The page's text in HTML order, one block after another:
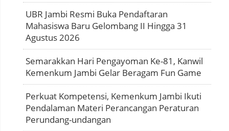
UBR Jambi Resmi Buka Pendaftaran
Mahasiswa Baru Gelombang II Hingga 31
Agustus 2026
Semarakkan Hari Pengayoman Ke-81, Kanwil
Kemenkum Jambi Gelar Beragam Fun Game
Perkuat Kompetensi, Kemenkum Jambi Ikuti
Pendalaman Materi Perancangan Peraturan
Perundang-undangan